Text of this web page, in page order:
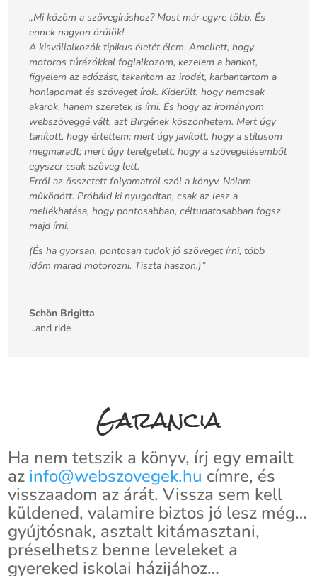
„Mi közöm a szövegíráshoz? Most már egyre több. És
ennek nagyon örülök!
A kisvállalkozók tipikus életét élem. Amellett, hogy
motoros túrázókkal foglalkozom, kezelem a bankot,
figyelem az adózást, takarítom az irodát, karbantartom a
honlapomat és szöveget írok. Kiderült, hogy nemcsak
akarok, hanem szeretek is írni. És hogy az irományom
webszöveggé vált, azt Birgének köszönhetem. Mert úgy
tanított, hogy értettem; mert úgy javított, hogy a stílusom
megmaradt; mert úgy terelgetett, hogy a szövegelésemből
egyszer csak szöveg lett.
Erről az összetett folyamatról szól a könyv. Nálam
működött. Próbáld ki nyugodtan, csak az lesz a
mellékhatása, hogy pontosabban, céltudatosabban fogsz
majd írni.
(És ha gyorsan, pontosan tudok jó szöveget írni, több
időm marad motorozni. Tiszta haszon.)”
Schön Brigitta
...and ride
Garancia
Ha nem tetszik a könyv, írj egy emailt
az info@webszovegek.hu címre, és
visszaadom az árát. Vissza sem kell
küldened, valamire biztos jó lesz még…
gyújtósnak, asztalt kitámasztani,
préselhetsz benne leveleket a
gyereked iskolai házijához…